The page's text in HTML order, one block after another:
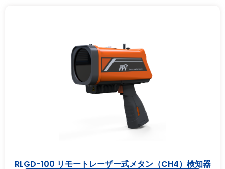
RLGD-100 リモートレーザー式メタン（CH4）検知器